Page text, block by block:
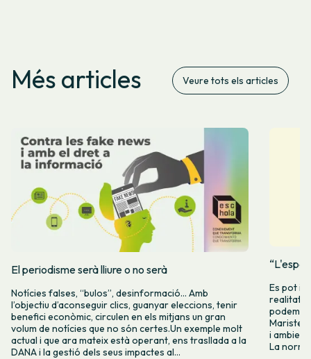
Més articles Veure tots els articles
El periodisme serà lliure o no serà
Notícies falses, “bulos”, desinformació… Amb
l’objectiu d’aconseguir clics, guanyar eleccions, tenir
benefici econòmic, circulen en els mitjans un gran
volum de notícies que no són certes.Un exemple molt
actual i que ara mateix està operant, ens trasllada a la
DANA i la gestió dels seus impactes al...
Es pot
realitat
podem
i
La